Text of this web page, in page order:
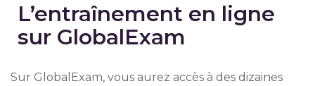
L’entraînement en ligne
sur GlobalExam
Sur GlobalExam, vous aurez accès à des dizaines